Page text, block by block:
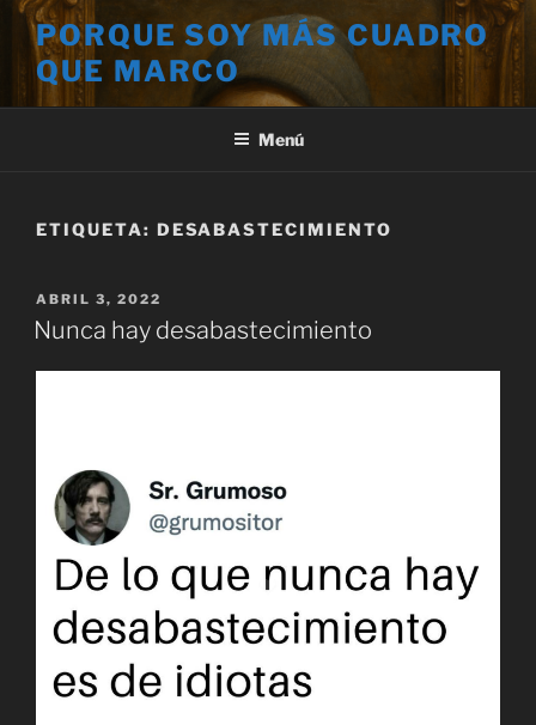
Saltar
contenido
PORQUE SOY MÁS CUADRO
QUE MARCO
Menú
ETIQUETA: DESABASTECIMIENTO
PUBLICADO
EL
ABRIL 3, 2022
Nunca hay desabastecimiento